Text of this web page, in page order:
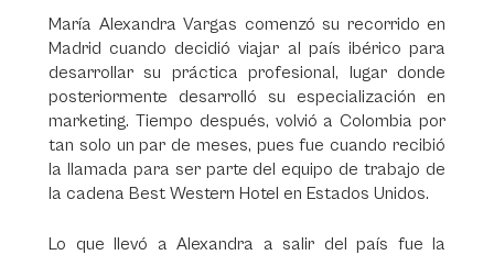
María Alexandra Vargas comenzó su recorrido en
Madrid cuando decidió viajar al país ibérico para
desarrollar su práctica profesional, lugar donde
posteriormente desarrolló su especialización en
marketing. Tiempo después, volvió a Colombia por
tan solo un par de meses, pues fue cuando recibió
la llamada para ser parte del equipo de trabajo de
la cadena Best Western Hotel en Estados Unidos.
Lo que llevó a Alexandra a salir del país fue la